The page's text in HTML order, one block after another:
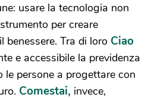
usare la tecnologia non
per creare
benessere. Tra di loro Ciao
e accessibile la previdenza
le persone a progettare con
Comestai, invece,